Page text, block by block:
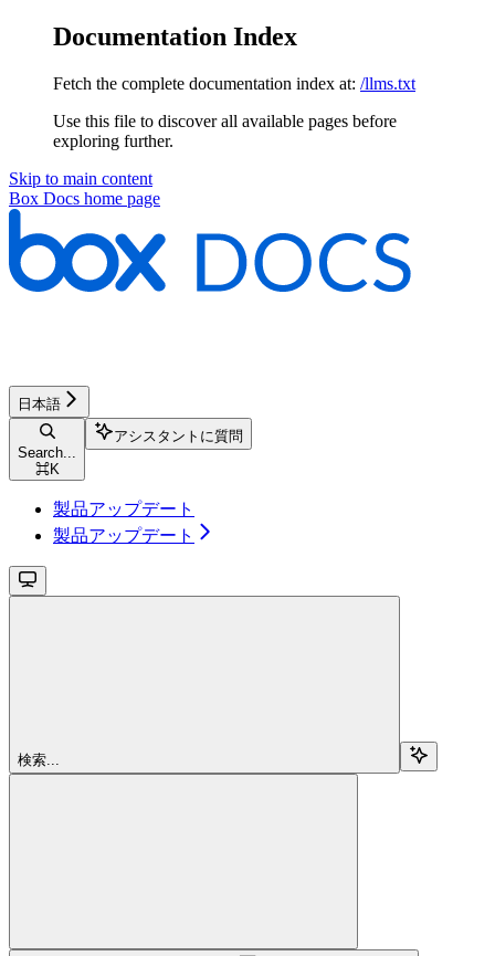
Documentation Index
Fetch the complete documentation index at: /llms.txt
Use this file to discover all available pages before
exploring further.
Skip to main content
Box Docs home page
日本語
Search...
⌘K
アシスタントに質問
製品アップデート
製品アップデート
検索...